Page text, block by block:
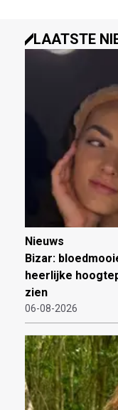
LAATSTE
Nieuws
Bizar:
heerlijke
zien
06-08-2026